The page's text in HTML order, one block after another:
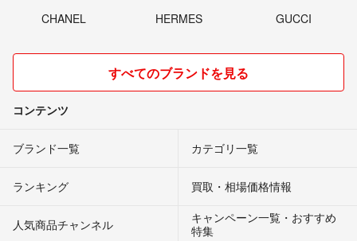
iPhone部品- 3年以上前
25000円、可能です。
CHANEL HERMES GUCCI
すべてのブランドを見る
コンテンツ
ブランド一覧 カテゴリ一覧
ランキング 買取・相場価格情報
人気商品チャンネル
キャンペーン一覧・おすすめ
特集